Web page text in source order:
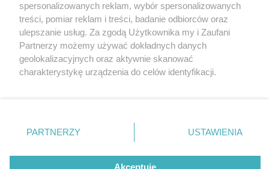
Plany rozbiórki nasypów kolejowych na terenie
Zespołu przyrodniczo-krajobrazowego Żabie Doły w
Chorzowie wywołały ogromny społeczny sprzeciw. W
czwartek, 11 maja 2023 r., na chorzowskim rynku
władze miasta oraz jego mieszkańcy.
Nie zapomnij
zapoznać się z:
polityką prywatności regulamin korzystania z portali
Twojemiasto
Piekary Śląskie
Chorzów
Tarnowskie Góry
Gliwice
Skontakuj sięz nami
Kontakt
Wydawca
Redakcja
spersonalizowanych reklam, wybór spersonalizowanych
treści, pomiar reklam i treści, badanie odbiorców oraz
ulepszanie usług. Za zgodą Użytkownika my i Zaufani
Partnerzy możemy używać dokładnych danych
geolokalizacyjnych oraz aktywnie skanować
charakterystykę urządzenia do celów identyfikacji.
zmienić/wycofać klikając przycisk ustawień prywatności
znajdujący się w lewym dolnym rogu strony
rodzaje przetwarzania danych nie wymagają zgody
użytkownika, ale masz prawo sprzeciwić się takiemu
PARTNERZY USTAWIENIA
Akceptuję